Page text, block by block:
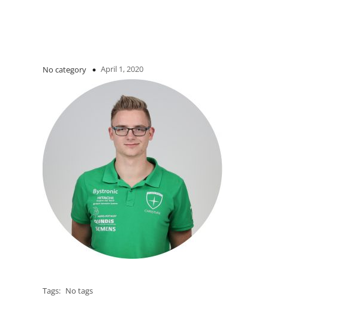
No category April 1, 2020
Tags: No tags